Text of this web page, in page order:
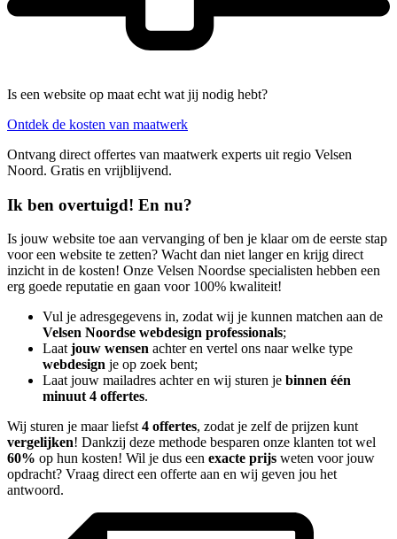
Is een website op maat echt wat jij nodig hebt?
Ontdek de kosten van maatwerk
Ontvang direct offertes van maatwerk experts uit regio Velsen
Noord. Gratis en vrijblijvend.
Ik ben overtuigd! En nu?
Is jouw website toe aan vervanging of ben je klaar om de eerste stap
voor een website te zetten? Wacht dan niet langer en krijg direct
inzicht in de kosten! Onze Velsen Noordse specialisten hebben een
erg goede reputatie en gaan voor 100% kwaliteit!
Vul je adresgegevens in, zodat wij je kunnen matchen aan de
Velsen Noordse webdesign professionals;
Laat jouw wensen achter en vertel ons naar welke type
webdesign je op zoek bent;
Laat jouw mailadres achter en wij sturen je binnen één
minuut 4 offertes.
Wij sturen je maar liefst 4 offertes, zodat je zelf de prijzen kunt
vergelijken! Dankzij deze methode besparen onze klanten tot wel
60% op hun kosten! Wil je dus een exacte prijs weten voor jouw
opdracht? Vraag direct een offerte aan en wij geven jou het
antwoord.